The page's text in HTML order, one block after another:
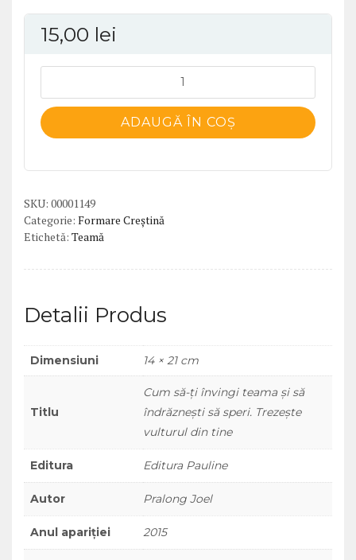
15,00 lei
Cum
să-
ţi
teama
îndrăzneşti
speri.
vulturul
tine
ADAUGĂ ÎN COȘ
SKU: 00001149
Categorie: Formare Creștină
Etichetă: Teamă
Detalii Produs
Dimensiuni 14 × 21 cm
Titlu
Cum să-ţi învingi teama şi să
îndrăzneşti să speri. Trezeşte
vulturul din tine
Editura Editura Pauline
Autor Pralong Joel
Anul apariției 2015